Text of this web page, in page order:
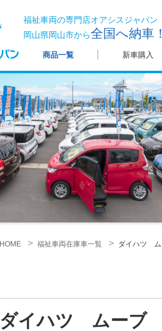
福祉車両の専門店オアシスジャパン
岡山県岡山市から全国へ納車
商品一覧 新車購入
HOME 福祉車両在庫車一覧 ダイハツ ム
ダイハツ ムーブ